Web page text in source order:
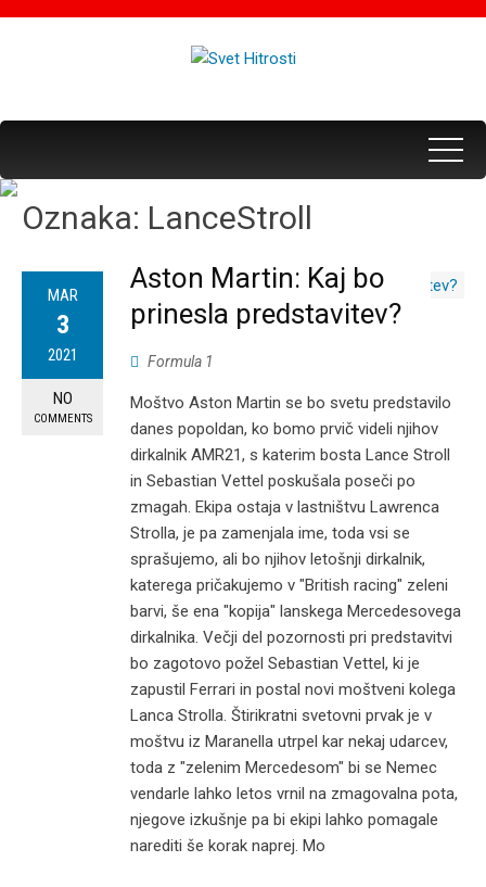
Oznaka: LanceStroll
MAR
3
2021
NO
COMMENTS
Aston Martin: Kaj bo
prinesla predstavitev?
Formula 1
Moštvo Aston Martin se bo svetu predstavilo
danes popoldan, ko bomo prvič videli njihov
dirkalnik AMR21, s katerim bosta Lance Stroll
in Sebastian Vettel poskušala poseči po
zmagah. Ekipa ostaja v lastništvu Lawrenca
Strolla, je pa zamenjala ime, toda vsi se
sprašujemo, ali bo njihov letošnji dirkalnik,
katerega pričakujemo v "British racing" zeleni
barvi, še ena "kopija" lanskega Mercedesovega
dirkalnika. Večji del pozornosti pri predstavitvi
bo zagotovo požel Sebastian Vettel, ki je
zapustil Ferrari in postal novi moštveni kolega
Lanca Strolla. Štirikratni svetovni prvak je v
moštvu iz Maranella utrpel kar nekaj udarcev,
toda z "zelenim Mercedesom" bi se Nemec
vendarle lahko letos vrnil na zmagovalna pota,
njegove izkušnje pa bi ekipi lahko pomagale
narediti še korak naprej. Mo